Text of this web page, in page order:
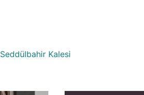
Seddülbahir Kalesi